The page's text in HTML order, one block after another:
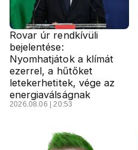
Rovar úr rendkívüli
bejelentése:
Nyomhatjátok a klímát
ezerrel, a hűtőket
letekerhetitek, vége az
energiaválságnak
2026.08.06 | 20:53